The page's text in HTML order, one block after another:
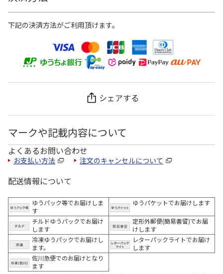
下記の決済方法がご利用頂けます。
シェアする
マークや記載内容について
よくあるお問い合わせ
お支払い方法 注文のキャンセルについて
配送情報について
ゆうパック等でお届けしま
す
ゆうパケットでお届けします
チルドゆうパックでお届け
します
定形外郵便(簡易書留)でお届
けします
冷凍ゆうパックでお届けし
ます。
レターパックライトでお届け
します
佐川急便でのお届けとなり
ます